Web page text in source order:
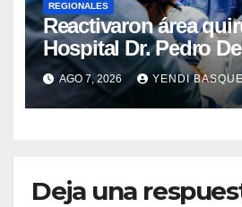
REGIONALES
Reactivaron área
Hospital Dr. Pedro
Guárico
AGO 7, 2026 YENDI
Deja una